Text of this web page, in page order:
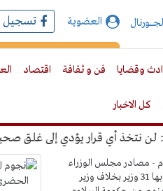
العضوية تسجيل
وقضايا فن و ثقافة اقتصاد
كل الاخبار
أي قرار يؤدي إلى غلق صحيفة
- مصادر مجلس الوزراء
: الحكومة بها 31 وزير بخلاف وزير